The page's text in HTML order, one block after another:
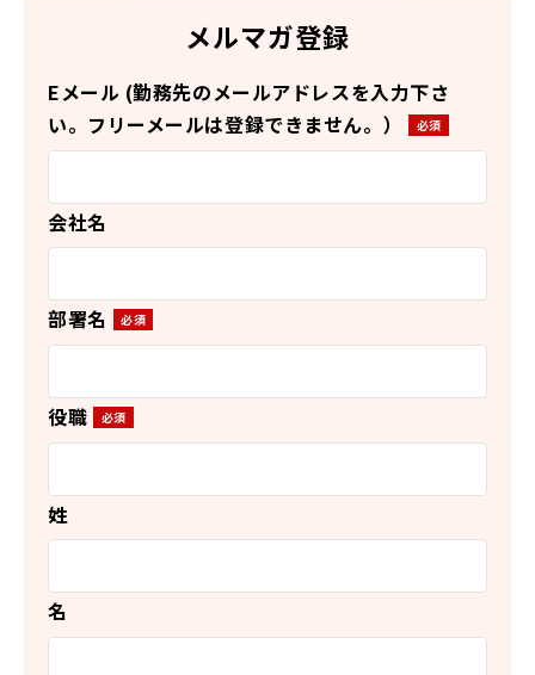
メルマガ登録
Eメール (勤務先のメールアドレスを入力下さ
い。フリーメールは登録できません。）
会社名
部署名
役職
姓
名